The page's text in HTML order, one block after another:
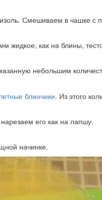
Смешиваем в чашке
жидкое, как на блины,
небольшим
блинчики. Из этого
его как на лапшу.
начинке.